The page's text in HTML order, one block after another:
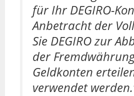
für Ihr DEGIRO-
Anbetracht der
Sie DEGIRO zur
der
Geldkonten
verwendet